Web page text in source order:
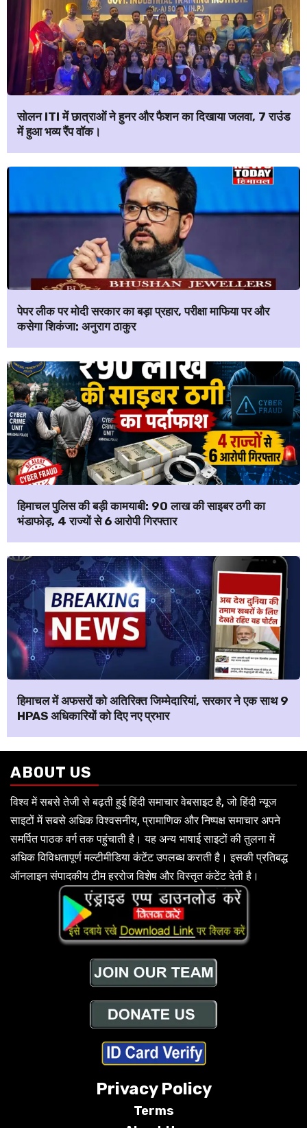
सोलन ITI में छात्राओं ने हुनर और फैशन का दिखाया जलवा, 7 राउंड
में हुआ भव्य रैंप वॉक।
पेपर लीक पर मोदी सरकार का बड़ा प्रहार, परीक्षा माफिया पर और
कसेगा शिकंजा: अनुराग ठाकुर
हिमाचल पुलिस की बड़ी कामयाबी: ₹90 लाख की साइबर ठगी का
भंडाफोड़, 4 राज्यों से 6 आरोपी गिरफ्तार
हिमाचल में अफसरों को अतिरिक्त जिम्मेदारियां, सरकार ने एक साथ 9
HPAS अधिकारियों को दिए नए प्रभार
ABOUT US
विश्व में सबसे तेजी से बढ़ती हुई हिंदी समाचार वेबसाइट है, जो हिंदी न्यूज
साइटों में सबसे अधिक विश्वसनीय, प्रामाणिक और निष्पक्ष समाचार अपने
समर्पित पाठक वर्ग तक पहुंचाती है। यह अन्य भाषाई साइटों की तुलना में
अधिक विविधतापूर्ण मल्टीमीडिया कंटेंट उपलब्ध कराती है। इसकी प्रतिबद्ध
ऑनलाइन संपादकीय टीम हररोज विशेष और विस्तृत कंटेंट देती है।
Privacy Policy
Terms